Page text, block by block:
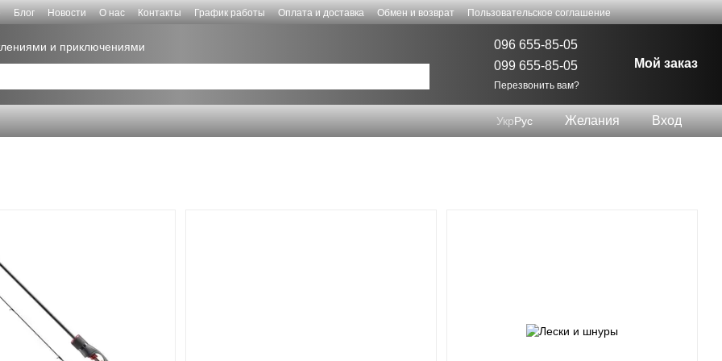
Блог Новости О нас Контакты График работы Оплата и доставка Обмен и возврат
Пользовательское соглашение
и приключениями
096 655-85-05
099 655-85-05
Перезвонить вам?
Мой заказ
УкрРус Желания Вход